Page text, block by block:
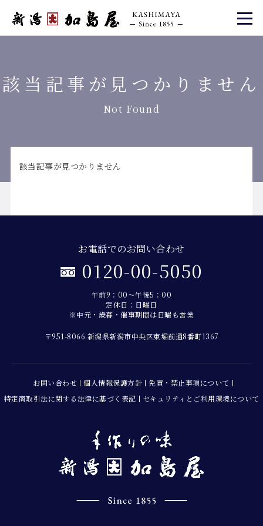
該当記事が見つかりません
Not Found
該当記事が見つかりません
お電話でのお問い合わせ
0120-00-5050
午前9：00～午後5：00
定休日：日曜日
※中元・歳暮・催事期間は日曜も営業
〒951-8066 新潟県新潟市中央区東堀前通8番町1367
お問い合わせ 個人情報保護方針
免責・禁止事項について
特定商取引法に関する法律に基づく表記
セキュリティとご利用環境について